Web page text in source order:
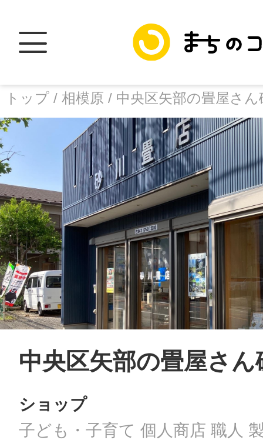
トップ / 相模原 / 中央区矢部の畳屋さん
facebook
X
LINE
SMS
メール
中央区矢部の畳屋さん
ショップ
子ども・子育て 個人商店 職人
トップ
加盟スポットに
地域に導入を
地域ごとの